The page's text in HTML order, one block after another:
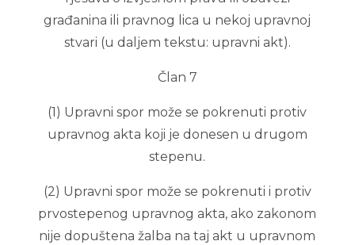
građanina ili pravnog lica u nekoj upravnoj
stvari (u daljem tekstu: upravni akt).
Član 7
(1) Upravni spor može se pokrenuti protiv
upravnog akta koji je donesen u drugom
stepenu.
(2) Upravni spor može se pokrenuti i protiv
prvostepenog upravnog akta, ako zakonom
nije dopuštena žalba na taj akt u upravnom